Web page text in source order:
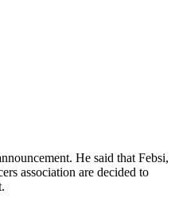
He said that Febsi,
association are decided to